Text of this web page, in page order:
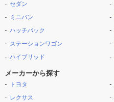
セダン
ミニバン
ハッチバック
ステーションワゴン
ハイブリッド
メーカーから探す
トヨタ
レクサス